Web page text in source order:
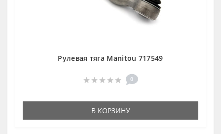
Рулевая тяга Manitou 717549
0
В КОРЗИНУ